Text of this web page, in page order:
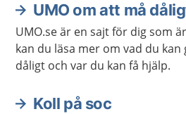
UMO om att må
UMO.se är en sajt för dig som
kan du läsa mer om vad du
dåligt och var du kan få hjälp.
Koll på soc